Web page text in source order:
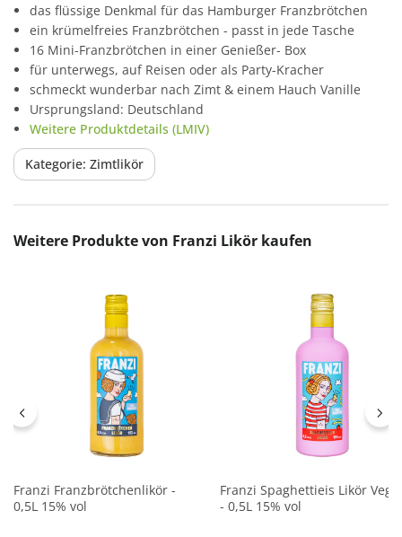
das flüssige Denkmal für das Hamburger Franzbrötchen
ein krümelfreies Franzbrötchen - passt in jede Tasche
16 Mini-Franzbrötchen in einer Genießer- Box
für unterwegs, auf Reisen oder als Party-Kracher
schmeckt wunderbar nach Zimt & einem Hauch Vanille
Ursprungsland: Deutschland
Weitere Produktdetails (LMIV)
Kategorie: Zimtlikör
Produktgalerie überspringen
Weitere Produkte von Franzi Likör kaufen
Franzi Franzbrötchenlikör -
0,5L 15% vol
Franzi Spaghettieis Likör
- 0,5L 15% vol